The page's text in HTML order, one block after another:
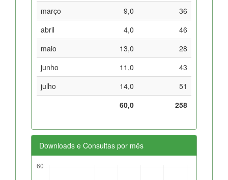
março
9,0
36
abril
4,0
46
maio
13,0
28
junho
11,0
43
julho
14,0
51
60,0
258
Downloads e Consultas por mês